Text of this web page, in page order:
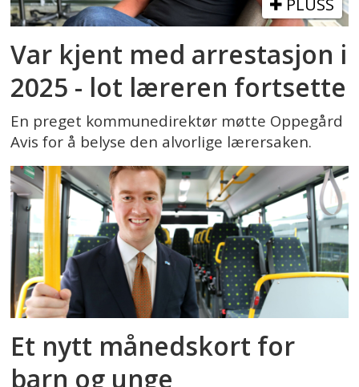
Var kjent med arrestasjon i
2025 - lot læreren fortsette
En preget kommunedirektør møtte Oppegård
Avis for å belyse den alvorlige lærersaken.
Et nytt månedskort for
barn og unge